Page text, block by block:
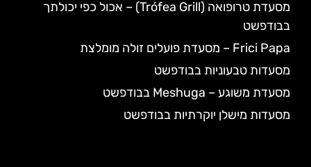
מסעדת טרופואה (Trófea Grill) – אכול כפי יכולתך
בבודפשט
Frici Papa – מסעדת פועלים זולה מומלצת
מסעדות טבעוניות בבודפשט
מסעדת משוגע – Meshuga בבודפשט
מסעדות מישלן יוקרתיות בבודפשט